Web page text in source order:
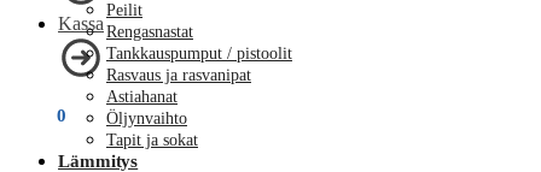
Kassa
0
Peilit
Rengasnastat
Tankkauspumput / pistoolit
Rasvaus ja rasvanipat
Astiahanat
Öljynvaihto
Tapit ja sokat
Lämmitys